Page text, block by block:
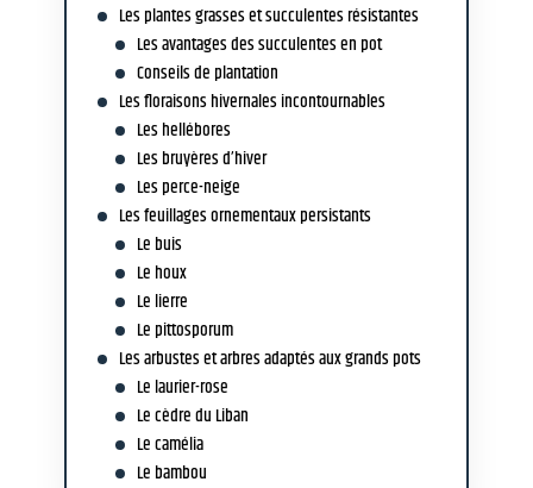
Les plantes grasses et succulentes résistantes
Les avantages des succulentes en pot
Conseils de plantation
Les floraisons hivernales incontournables
Les hellébores
Les bruyères d’hiver
Les perce-neige
Les feuillages ornementaux persistants
Le buis
Le houx
Le lierre
Le pittosporum
Les arbustes et arbres adaptés aux grands pots
Le laurier-rose
Le cèdre du Liban
Le camélia
Le bambou